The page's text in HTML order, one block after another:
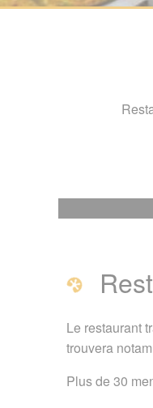
Le restaurant
trouvera
Plus de 30